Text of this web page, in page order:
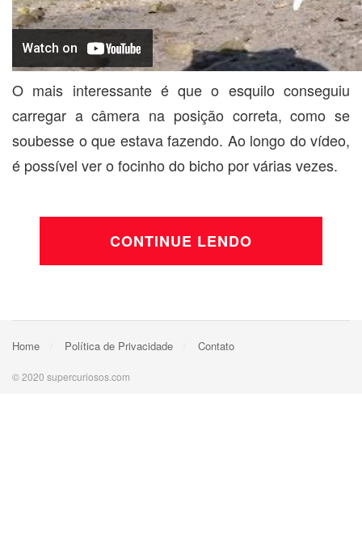
O mais interessante é que o esquilo conseguiu
carregar a câmera na posição correta, como se
soubesse o que estava fazendo. Ao longo do vídeo,
é possível ver o focinho do bicho por várias vezes.
CONTINUE LENDO
Home Política de Privacidade Contato
© 2020 supercuriosos.com